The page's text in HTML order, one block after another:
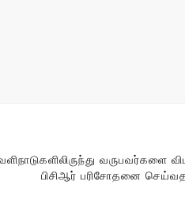
வருபவர்களை
பிசிஆர் பரிசோதனை